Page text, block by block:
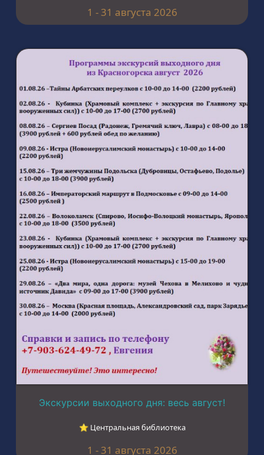
1 - 31 августа 2026
Экскурсии выходного дня: весь август!
⭐︎ Центральная библиотека
1 - 31 августа 2026